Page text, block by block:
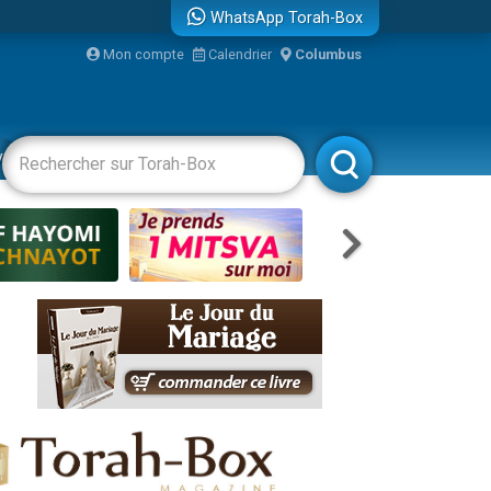
le temps
WhatsApp Torah-Box
Mon compte Calendrier Columbus
Livres Rabbanim